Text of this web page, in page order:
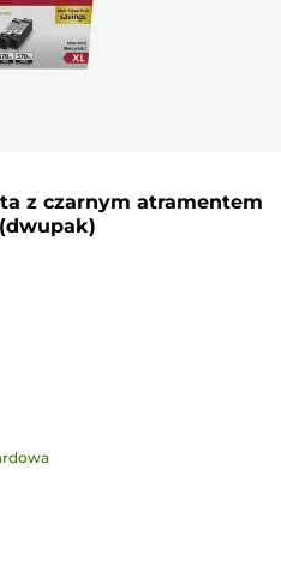
z czarnym atramentem